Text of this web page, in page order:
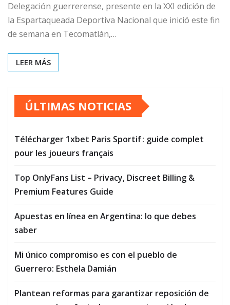
Delegación guerrerense, presente en la XXI edición de
la Espartaqueada Deportiva Nacional que inició este fin
de semana en Tecomatlán,…
LEER MÁS
ÚLTIMAS NOTICIAS
Télécharger 1xbet Paris Sportif : guide complet
pour les joueurs français
Top OnlyFans List – Privacy, Discreet Billing &
Premium Features Guide
Apuestas en línea en Argentina: lo que debes
saber
Mi único compromiso es con el pueblo de
Guerrero: Esthela Damián
Plantean reformas para garantizar reposición de